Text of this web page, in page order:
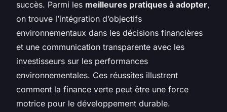
succès. Parmi les meilleures pratiques à adopter,
on trouve l’intégration d’objectifs
environnementaux dans les décisions financières
et une communication transparente avec les
investisseurs sur les performances
environnementales. Ces réussites illustrent
comment la finance verte peut être une force
motrice pour le développement durable.